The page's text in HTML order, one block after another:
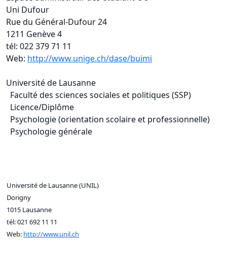
Uni Dufour
Rue du Général-Dufour 24
1211 Genève 4
tél: 022 379 71 11
Web: http://www.unige.ch/dase/buimi
Université de Lausanne
Faculté des sciences sociales et politiques (SSP)
Licence/Diplôme
Psychologie (orientation scolaire et professionnelle)
Psychologie générale
Université de Lausanne (UNIL)
Dorigny
1015 Lausanne
tél: 021 692 11 11
Web: http://www.unil.ch